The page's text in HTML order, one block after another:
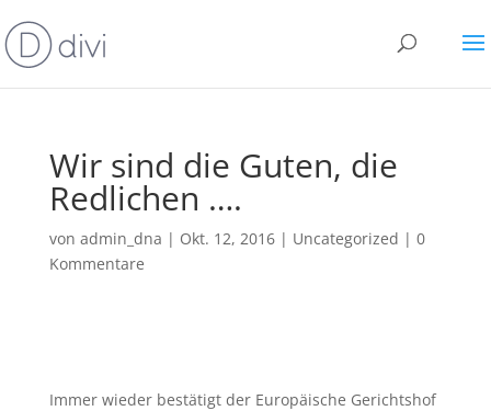
Wir sind die Guten, die
Redlichen ….
von admin_dna | Okt. 12, 2016| Uncategorized | 0
Kommentare
Immer wieder bestätigt der Europäische Gerichtshof